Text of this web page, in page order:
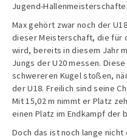
Jugend-
Max gehört zwar noch der
dieser Meisterschaft, die für
wird, bereits in diesem Jahr
Jungs der U20 messen.
schwereren Kugel stoßen,
der U18. Freilich sind seine
Mit 15,02 m nimmt er Platz
einen Platz im Endkampf der
Doch das ist noch lange nicht